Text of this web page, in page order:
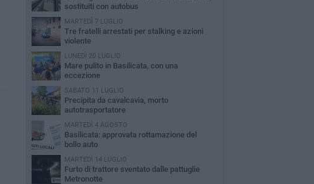
sostituiti con autobus
MARTEDÌ 7 LUGLIO
Tre fratelli arrestati per stalking e azioni
violente
LUNEDÌ 20 LUGLIO
Mare pulito in Basilicata, con una
eccezione
SABATO 11 LUGLIO
Precipita da cavalcavia, morto
autotrasportatore
MARTEDÌ 4 AGOSTO
Basilicata: approvata rottamazione del
bollo auto
MARTEDÌ 14 LUGLIO
Furto di trattore sventato dalle pattuglie
Metronotte